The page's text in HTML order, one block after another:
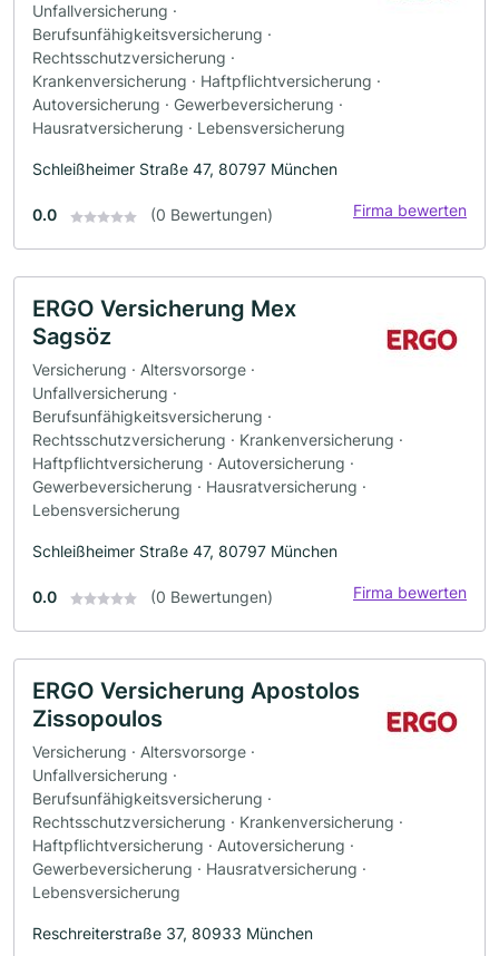
Unfallversicherung ·
Berufsunfähigkeitsversicherung ·
Rechtsschutzversicherung ·
Krankenversicherung · Haftpflichtversicherung ·
Autoversicherung · Gewerbeversicherung ·
Hausratversicherung · Lebensversicherung
Schleißheimer Straße 47, 80797 München
0.0 (0 Bewertungen) Firma bewerten
ERGO Versicherung Mex
Sagsöz
Versicherung · Altersvorsorge ·
Unfallversicherung ·
Berufsunfähigkeitsversicherung ·
Rechtsschutzversicherung · Krankenversicherung ·
Haftpflichtversicherung · Autoversicherung ·
Gewerbeversicherung · Hausratversicherung ·
Lebensversicherung
Schleißheimer Straße 47, 80797 München
0.0 (0 Bewertungen) Firma bewerten
ERGO Versicherung Apostolos
Zissopoulos
Versicherung · Altersvorsorge ·
Unfallversicherung ·
Berufsunfähigkeitsversicherung ·
Rechtsschutzversicherung · Krankenversicherung ·
Haftpflichtversicherung · Autoversicherung ·
Gewerbeversicherung · Hausratversicherung ·
Lebensversicherung
Reschreiterstraße 37, 80933 München